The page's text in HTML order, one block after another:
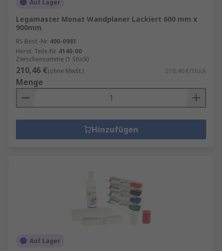
Auf Lager
Legamaster Monat Wandplaner Lackiert 600 mm x
900mm
RS Best.-Nr. 400-0981
Herst. Teile-Nr. 4140-00
Zwischensumme (1 Stück)
210,46 €(ohne MwSt.) 210,46 €/Stück
Menge
Hinzufügen
Auf Lager